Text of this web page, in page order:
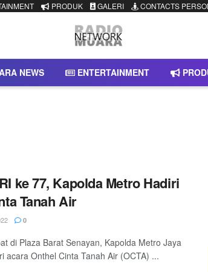
PRODUK GALERI CONTACTS
NEWS ENTERTAINMENT
ke 77, Kapolda Metro Hadiri
Tanah Air
0
di Plaza Barat Senayan, Kapolda Metro Jaya
acara Onthel Cinta Tanah Air (OCTA) ...